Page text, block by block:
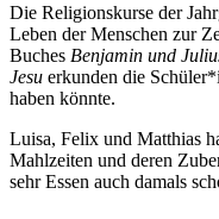
Die Religionskurse der
Leben der Menschen zur
Buches Benjamin und
Jesu erkunden die
haben könnte.
Luisa, Felix und Matthias
Mahlzeiten und deren
sehr Essen auch damals